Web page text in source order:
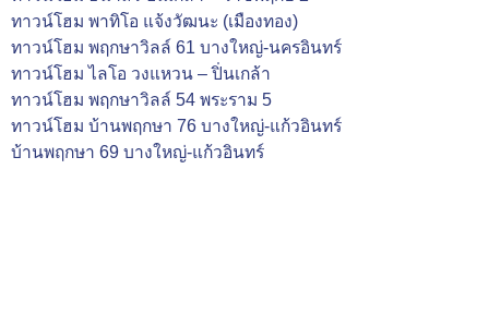
ทาวน์โฮม พาทิโอ แจ้งวัฒนะ (เมืองทอง)
ทาวน์โฮม พฤกษาวิลล์ 61 บางใหญ่-นครอินทร์
ทาวน์โฮม ไลโอ วงแหวน – ปิ่นเกล้า
ทาวน์โฮม พฤกษาวิลล์ 54 พระราม 5
ทาวน์โฮม บ้านพฤกษา 76 บางใหญ่-แก้วอินทร์
บ้านพฤกษา 69 บางใหญ่-แก้วอินทร์